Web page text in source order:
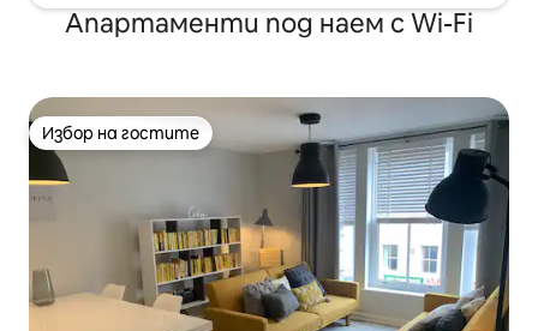
Апартаменти под наем с Wi-Fi
Избор на гостите
Избор на гостите